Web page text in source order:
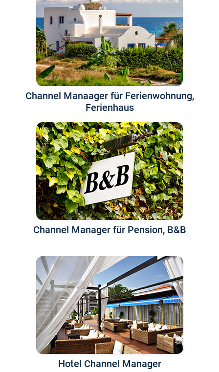
Channel Manaager für Ferienwohnung,
Ferienhaus
Channel Manager für Pension, B&B
Hotel Channel Manager